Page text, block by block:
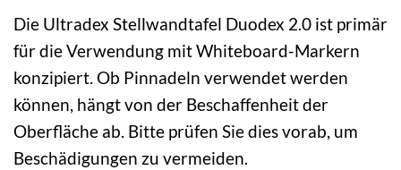
Die Ultradex Stellwandtafel Duodex 2.0 ist primär
für die Verwendung mit Whiteboard-Markern
konzipiert. Ob Pinnadeln verwendet werden
können, hängt von der Beschaffenheit der
Oberfläche ab. Bitte prüfen Sie dies vorab, um
Beschädigungen zu vermeiden.